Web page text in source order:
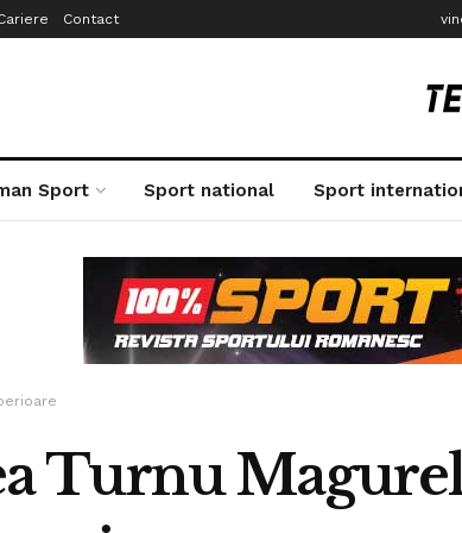
Contact
Sport Sport national Sport
Turnu